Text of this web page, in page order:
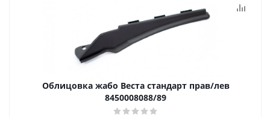
Облицовка жабо Веста стандарт прав/лев
8450008088/89